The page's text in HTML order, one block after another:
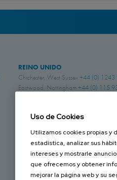
REINO UNIDO
Chichester, West Sussex+44 (0) 1243
Eastwood, Nottingham+44 (0) 115
Laval, Quebec +1 450 622 8775
ESTADOS UNIDOS
Amory, Mississippi+1 662 256 2227
Uso de Cookies
Utilizamos cookies propias y
estadística, analizar sus
intereses y mostrarle
que ofrecemos y obtener
mejorar la página web y su